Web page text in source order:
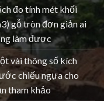
đo tính mét khối
gỗ tròn đơn giản ai
làm được
vài thông số kích
chiếu ngựa cho
tham khảo